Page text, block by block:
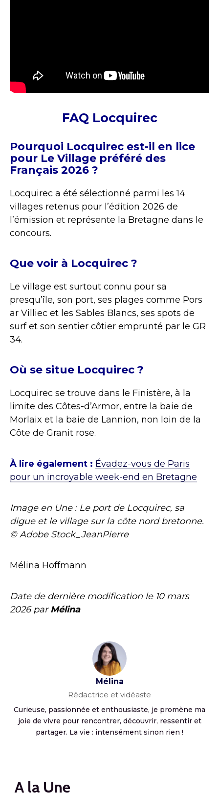
FAQ Locquirec
Pourquoi Locquirec est-il en lice
pour Le Village préféré des
Français 2026 ?
Locquirec a été sélectionné parmi les 14
villages retenus pour l’édition 2026 de
l’émission et représente la Bretagne dans le
concours.
Que voir à Locquirec ?
Le village est surtout connu pour sa
presqu’île, son port, ses plages comme Pors
ar Villiec et les Sables Blancs, ses spots de
surf et son sentier côtier emprunté par le GR
34.
Où se situe Locquirec ?
Locquirec se trouve dans le Finistère, à la
limite des Côtes-d’Armor, entre la baie de
Morlaix et la baie de Lannion, non loin de la
Côte de Granit rose.
À lire également : Évadez-vous de Paris
pour un incroyable week-end en Bretagne
Image en Une : Le port de Locquirec, sa
digue et le village sur la côte nord bretonne.
© Adobe Stock_JeanPierre
Mélina Hoffmann
Date de dernière modification le 10 mars
2026parMélina
Mélina
Rédactrice et vidéaste
Curieuse, passionnée et enthousiaste, je promène ma
joie de vivre pour rencontrer, découvrir, ressentir et
partager. La vie : intensément sinon rien !
A la Une